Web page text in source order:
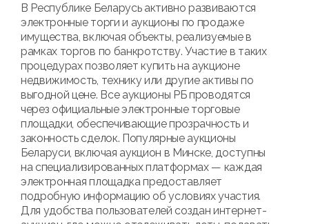
В Республике Беларусь активно развиваются
электронные торги и аукционы по продаже
имущества, включая объекты, реализуемые в
рамках торгов по банкротству. Участие в таких
процедурах позволяет купить на аукционе
недвижимость, технику или другие активы по
выгодной цене. Все аукционы РБ проводятся
через официальные электронные торговые
площадки, обеспечивающие прозрачность и
законность сделок. Популярные аукционы
Беларуси, включая аукцион в Минске, доступны
на специализированных платформах — каждая
электронная площадка предоставляет
подробную информацию об условиях участия.
Для удобства пользователей создан интернет-